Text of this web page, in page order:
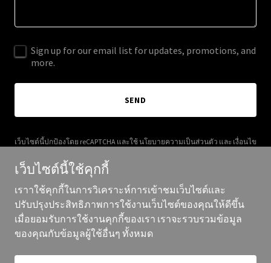
Sign up for our email list for updates, promotions, and
more.
SEND
เว็บไซต์นี้ปกป้องโดย reCAPTCHA และใช้นโยบายความเป็นส่วนตัว และ เงื่อนไข
ลิขสิทธิ์ ©2025 630 Design Studio - สงวนสิทธิ์ทุกประการ
เว็บไซต์นี้ใช้คุกกี้
เราาใช้คุกกี้ในการวิเคราะห์การเข้าชมเว็บไซต์และ
ปรับปรุงประสิทธิภาพการใช้งานเว็บไซต์ของคุณให้ดีขึ้น
เมื่อยอมรับการใช้งานคุกกี้ของเรา เราจะรวบรวมข้อมูล
ของคุณกับข้อมูลผู้ใช้อื่นๆ ทั้งหมด